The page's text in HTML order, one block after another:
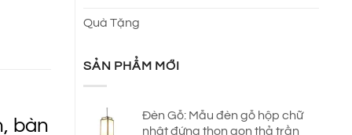
Quà Tặng
SẢN PHẨM MỚI
Đèn Gỗ: Mẫu đèn gỗ hộp chữ
nhật đứng thon gọn thả trần
bàn